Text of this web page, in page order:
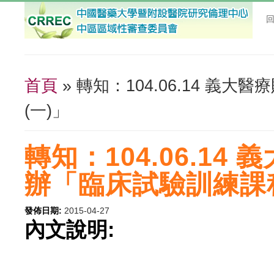
您在這裡
首頁 » 轉知：104.06.14 義大醫
(一)」
轉知：104.06.14 義
辦「臨床試驗訓練
發佈日期: 2015-04-27
內文說明: